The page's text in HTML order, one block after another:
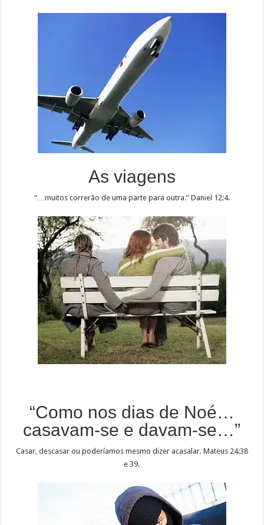
As viagens
“…muitos correrão de uma parte para outra.” Daniel 12:4.
“Como nos dias de Noé…
casavam-se e davam-se…”
Casar, descasar ou poderíamos mesmo dizer acasalar. Mateus 24:38
e 39.